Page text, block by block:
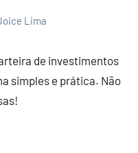
Lima
de investimentos
simples e prática. Não